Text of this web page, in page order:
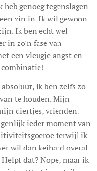
genoeg tegenslagen
zin in. Ik wil gewoon
Ik ben echt wel
in zo'n fase van
een vleugje angst en
combinatie!
ik ben zelfs zo
te houden. Mijn
diertjes, vrienden,
ieder moment van
terwijl ik
wil dan keihard overal
dat? Nope, maar ik